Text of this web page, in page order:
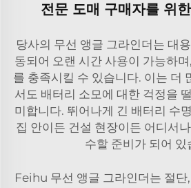
전문 도매 구매자를 위
당사의 무선 앵글 그라인더는 대
동되어 오랜 시간 사용이 가능하
를 충족시킬 수 있습니다. 이는 더
서도 배터리 소모에 대한 걱정을
미합니다. 뛰어나게 긴 배터리 수
집 안이든 건설 현장이든 어디서
수할 준비가 되어 있
Feihu 무선 앵글 그라인더는 절단